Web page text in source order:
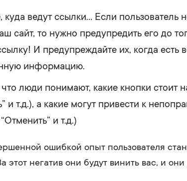
куда ведут ссылки… Если пользователь
сайт, то нужно предупредить его до
И предупреждайте их, когда есть
информацию.
люди понимают, какие кнопки стоит
и т.д.), а какие могут привести к
и т.д.)
ошибкой опыт пользователя
этот негатив они будут винить вас, и